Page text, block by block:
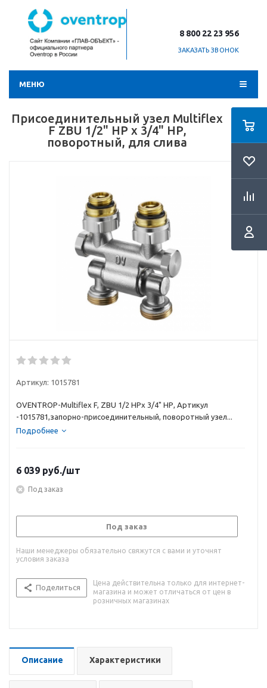
8 800 22 23 956
ЗАКАЗАТЬ ЗВОНОК
МЕНЮ
Присоединительный узел Multiflex
F ZBU 1/2" НР x 3/4" НР,
поворотный, для слива
Артикул: 1015781
OVENTROP-Multiflex F, ZBU 1/2 НРx 3/4" НР, Артикул
-1015781,запорно-присоединительный, поворотный узел...
Подробнее
6 039 руб./шт
Под заказ
Под заказ
Наши менеджеры обязательно свяжутся с вами и уточнят
условия заказа
Поделиться
Цена действительна только для интернет-
магазина и может отличаться от цен в
розничных магазинах
Описание Характеристики